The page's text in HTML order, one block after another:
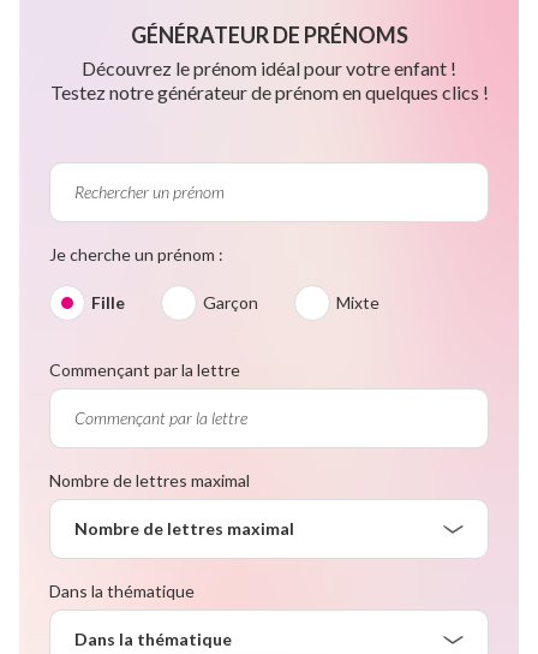
GÉNÉRATEUR DE PRÉNOMS
Découvrez le prénom idéal pour votre enfant !
Testez notre générateur de prénom en quelques clics !
Je cherche un prénom :
Fille Garçon Mixte
Commençant par la lettre
Nombre de lettres maximal
Nombre de lettres maximal
Dans la thématique
Dans la thématique